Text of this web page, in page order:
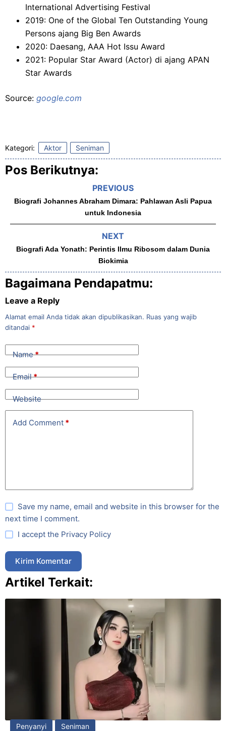
International Advertising Festival
2019: One of the Global Ten Outstanding Young
Persons ajang Big Ben Awards
2020: Daesang, AAA Hot Issu Award
2021: Popular Star Award (Actor) di ajang APAN
Star Awards
Source: google.com
Kategori: Aktor Seniman
Pos Berikutnya:
PREVIOUS
Biografi Johannes Abraham Dimara: Pahlawan Asli Papua
untuk Indonesia
NEXT
Biografi Ada Yonath: Perintis Ilmu Ribosom dalam Dunia
Biokimia
Bagaimana Pendapatmu:
Leave a Reply
Alamat email Anda tidak akan dipublikasikan. Ruas yang wajib
ditandai *
Name*
Email*
Website
Add Comment *
Save my name, email and website in this browser for the
next time I comment.
I accept the Privacy Policy
Kirim Komentar
Artikel Terkait:
Penyanyi Seniman